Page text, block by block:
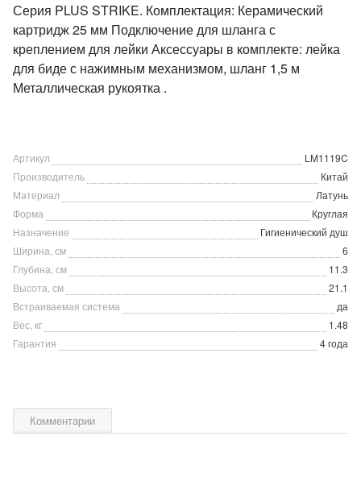
Серия PLUS STRIKE. Комплектация: Керамический
картридж 25 мм Подключение для шланга с
креплением для лейки Аксессуары в комплекте: лейка
для биде с нажимным механизмом, шланг 1,5 м
Металлическая рукоятка .
Артикул
LM1119C
Производитель
Китай
Материал
Латунь
Форма
Круглая
Назначение
Гигиенический душ
Ширина, см
6
Глубина, см
11.3
Высота, см
21.1
Встраиваемая система
да
Вес, кг
1.48
Гарантия
4 года
Комментарии